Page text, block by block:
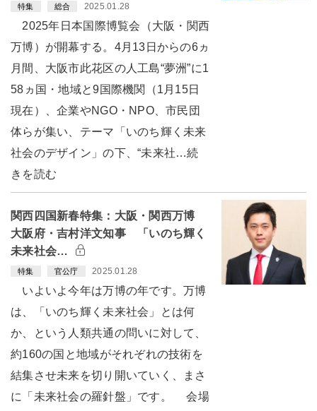
特集 総合 2025.01.28
2025年日本国際博覧会（大阪・関西
万博）が開幕する。4月13日からの6ヵ
月間、大阪市此花区の人工島“夢洲”に1
58ヵ国・地域と9国際機関（1月15日
現在）、企業やNGO・NPO、市民団
体らが集い、テーマ「いのち輝く未来
社会のデザイン」の下、“未来社…続
きを読む
関西四国新春特集：大阪・関西万博
大阪府・吉村洋文知事 「いのち輝く
未来社会…
特集 官公庁 2025.01.28
いよいよ今年は万博の年です。万博
は、「いのち輝く未来社会」とは何
か、という人類共通の問いに対して、
約160の国と地域がそれぞれの技術を
結集させ未来を切り開いていく、まさ
に「未来社会の羅針盤」です。 会場